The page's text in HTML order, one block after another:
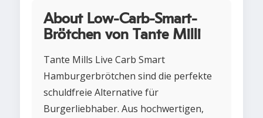
About Low-Carb-Smart-
Brötchen von Tante Milli
Tante Mills Live Carb Smart
Hamburgerbrötchen sind die perfekte
schuldfreie Alternative für
Burgerliebhaber. Aus hochwertigen,